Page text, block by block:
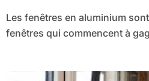
Les fenêtres en aluminium sont l’un des types de
fenêtres qui commencent à